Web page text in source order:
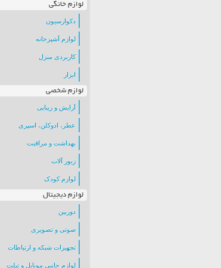
لوازم خانگی
دکوارسیون
لوازم آشپزخانه
کاربردی منزل
ابزار
لوازم شخصی
آرایش و زیبایی
عطر، ادوکلن، اسپری
بهداشت و مراقبت
زیور آلات
لوازم کودک
لوازم دیجیتال
دوربین
صوتی و تصویری
تجهیزات شبکه و ارتباطات
لوازم جانبی موبایل و تبلت